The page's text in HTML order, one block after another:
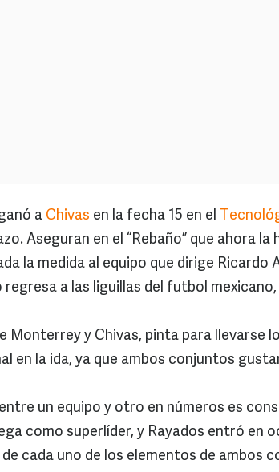
a Chivas en la fecha 15 en el
Aseguran en el “Rebaño” que ahora
la medida al equipo que dirige Ricardo
a las liguillas del futbol
Monterrey y Chivas, pinta para llevarse
en la ida, ya que ambos conjuntos
un equipo y otro en números es
como superlíder, y Rayados entró en
cada uno de los elementos de ambos